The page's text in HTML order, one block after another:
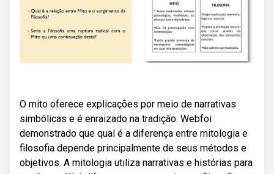
O mito oferece explicações por meio de narrativas
simbólicas e é enraizado na tradição. Webfoi
demonstrado que qual é a diferença entre mitologia e
filosofia depende principalmente de seus métodos e
objetivos. A mitologia utiliza narrativas e histórias para